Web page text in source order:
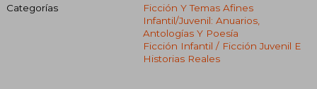
Categorías
Ficción Y Temas Afines
Infantil/juvenil: Anuarios,
Antologías Y Poesía
Ficción Infantil / Ficción Juvenil E
Historias Reales